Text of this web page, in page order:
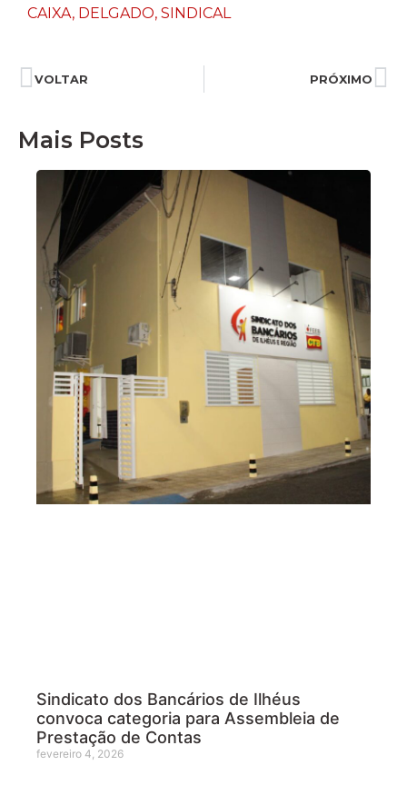
CAIXA, DELGADO, SINDICAL
VOLTAR PRÓXIMO
Mais Posts
Sindicato dos Bancários de Ilhéus
convoca categoria para Assembleia de
Prestação de Contas
fevereiro 4, 2026